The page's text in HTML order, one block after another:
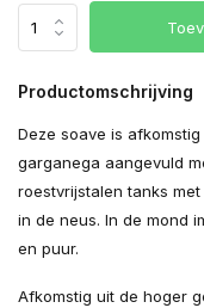
Productomschrijving
Deze soave is
garganega aangevuld
roestvrijstalen tanks
in de neus. In de mond
en puur.
Afkomstig uit de hoger